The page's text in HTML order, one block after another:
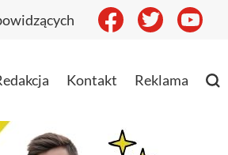
Kontakt Reklama